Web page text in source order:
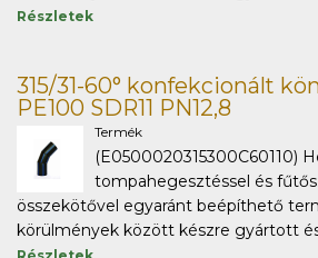
Részletek
315/31-60° konfekcionált
PE100 SDR11 PN12,8
Termék
(E0500020315300C60110)
tompahegesztéssel és
összekötővel egyaránt beépíthető
körülmények között készre gyártott